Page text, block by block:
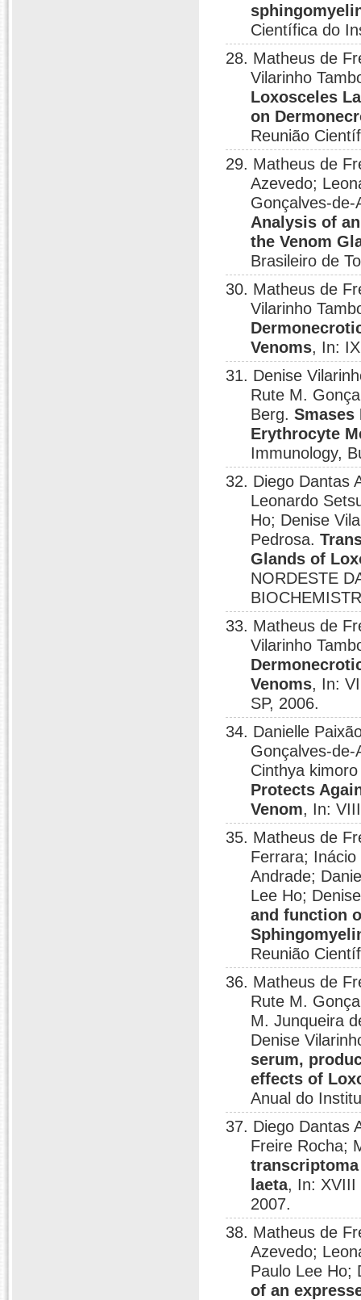
Científica do
28. Matheus de
Vilarinho
Loxosceles
on
Reunião
29. Matheus de
Azevedo;
Gonçalves-
Analysis of
the Venom
Brasileiro de
30. Matheus de
Vilarinho
Venoms, In:
31. Denise
Rute M.
Berg.
Erythrocyte
Immunology,
32. Diego Dantas
Leonardo
Ho; Denise
Pedrosa.
Glands of
NORDESTE
33. Matheus de
Vilarinho
Venoms, In:
SP, 2006.
34. Danielle
Gonçalves-
Cinthya
Protects
Venom, In:
35. Matheus de
Ferrara;
Andrade;
Lee Ho;
and function
Reunião
36. Matheus de
Rute M.
M. Junqueira
Denise
serum,
effects of
Anual do
37. Diego Dantas
Freire Rocha;
laeta, In: XVIII
2007.
38. Matheus de
Azevedo;
Paulo Lee Ho;
of an